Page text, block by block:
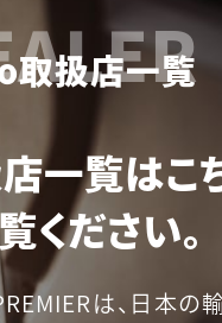
扱店一覧
一覧はこ
ください。
は、日本の